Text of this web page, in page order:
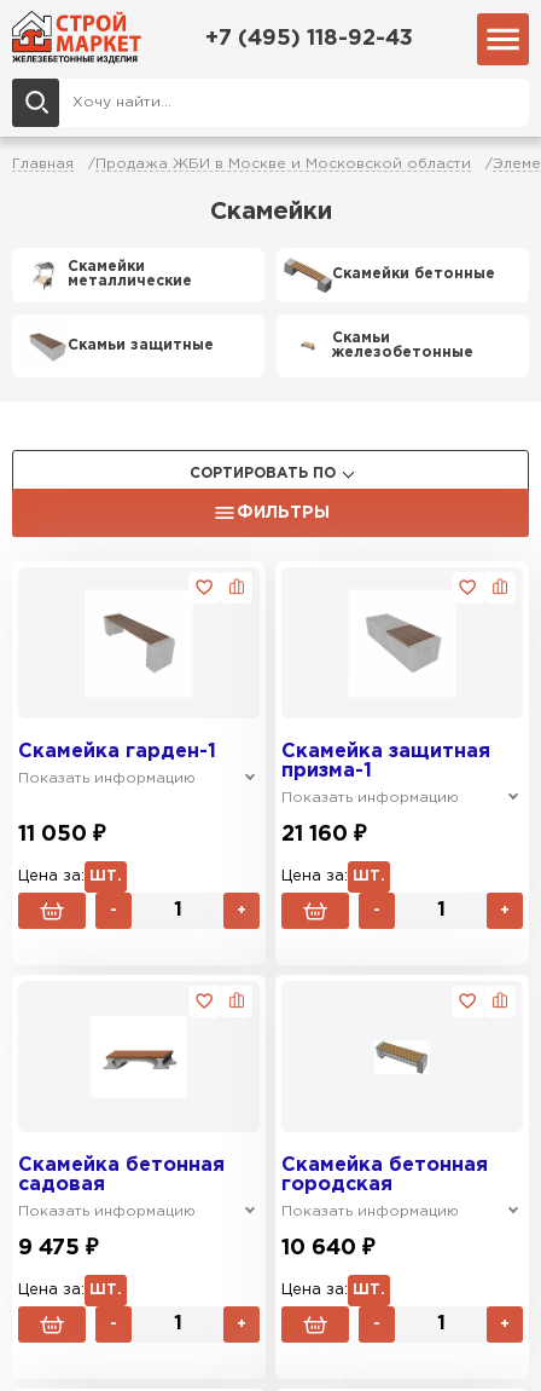
+7 (495) 118-92-43
Главная Продажа ЖБИ в Москве и Московской области
Скамейки
Скамейки
металлические
Скамейки бетонные
Скамьи защитные
Скамьи
железобетонные
СОРТИРОВАТЬ ПО
ФИЛЬТРЫ
Скамейка гарден-1
Показать информацию
11 050 ₽
Цена за: ШТ.
- +
Скамейка защитная
призма-1
Показать информацию
21 160 ₽
Цена за: ШТ.
- +
Скамейка бетонная
садовая
Показать информацию
9 475 ₽
Цена за: ШТ.
- +
Скамейка бетонная
городская
Показать информацию
10 640 ₽
Цена за: ШТ.
- +